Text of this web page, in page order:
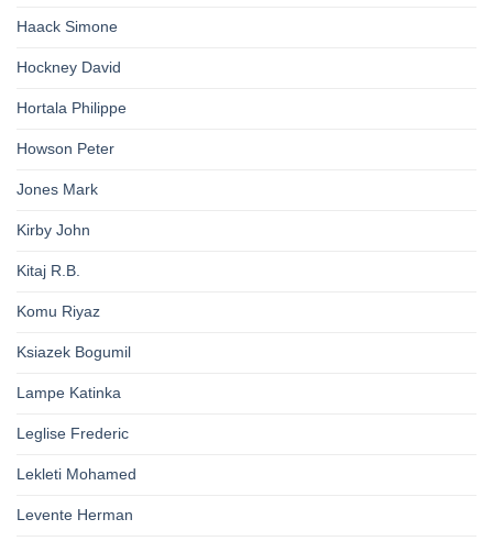
Haack Simone
Hockney David
Hortala Philippe
Howson Peter
Jones Mark
Kirby John
Kitaj R.B.
Komu Riyaz
Ksiazek Bogumil
Lampe Katinka
Leglise Frederic
Lekleti Mohamed
Levente Herman